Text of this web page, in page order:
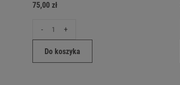
75,00 zł
- +
Do koszyka